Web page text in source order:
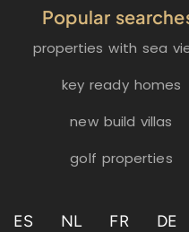
Popular
properties with sea
key ready homes
new build villas
golf properties
ES NL FR DE